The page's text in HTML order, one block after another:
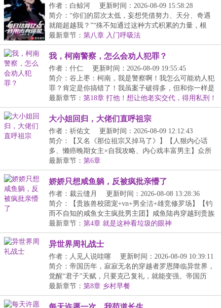
作者：白鲸河
更新时间：2026-08-09 15:58:28
简介：“你们的层次太低，妄想凭借努力、天分、奇遇
就能超越我？”“殊不知通过这种方式积累的力量，根
基...
最新章节： 第八章 入门呼吸法
我，柯南警察，怎么会劝人犯罪？
作者：什仁
更新时间：2026-08-09 19:55:45
简介：谷上枣：柯南，我是警察啊！我怎么可能劝人犯
罪？肯定是你搞错了！我虽案子破得多，但和你一样是
案...
最新章节： 第18章 打他！想让他老实交代，得用私刑！
大小姐回归，大佬们直呼祖宗
作者：祈佑文
更新时间：2026-08-09 12:12:43
简介：【又名《那位祖宗又掉马了》】【人狠内心话
多、懒癌晚期女主×自我攻略、内心戏丰富男主】众所
周知...
最新章节： 第6章
娇娇只想咸鱼躺，反被疯批亲懵了
作者：裁云缝月
更新时间：2026-08-08 13:28:36
简介：【贵族兽校团宠+vn+男全洁+雄竞修罗场】【钓
而不自知的咸鱼女主疯批男主团】咸鱼陆冉穿越到贵族
兽...
最新章节： 第4章 就是这种看垃圾的眼神
异世界周礼战士
作者：人见人说哇噻
更新时间：2026-08-09 10:39:11
简介：帝国历年，寂寂无名的穿越者罗恩降临异世界，
觉醒“君子”天赋，只要克己复礼，就能变强。帝国历
年...
最新章节： 第8章 乡村早餐